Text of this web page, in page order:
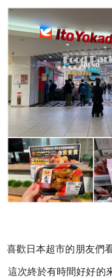
喜歡日本超市的朋友們
這次終於有時間好好的